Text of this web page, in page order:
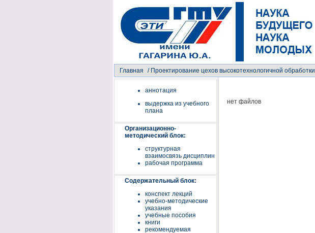
Главная / Проектирование цехов высокотехнологичной обработки
аннотация
выдержка из учебного
плана
Организационно-
методический блок:
структурная
взаимосвязь дисциплин
рабочая программа
Содержательный блок:
конспект лекций
учебно-методические
указания
учебные пособия
книги
рекомендуемая
нет файлов